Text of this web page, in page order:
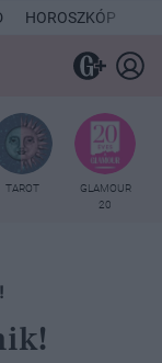
HOROSZKÓP
TAROT
GLAMOUR
20